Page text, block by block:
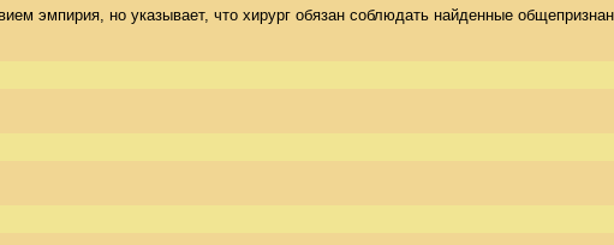
эмпирия, но указывает, что хирург обязан соблюдать найденные